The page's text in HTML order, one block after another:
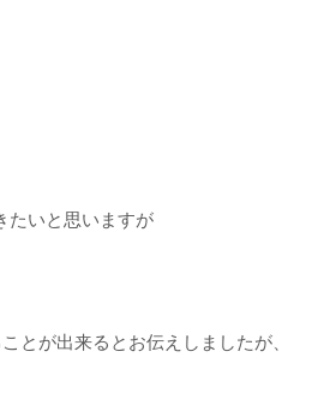
たいと思いますが
とが出来るとお伝えしましたが、